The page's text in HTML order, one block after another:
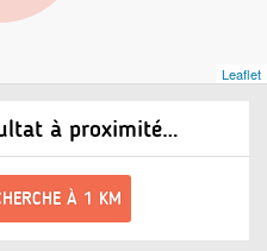
à proximité…
À 1 KM
Leaflet